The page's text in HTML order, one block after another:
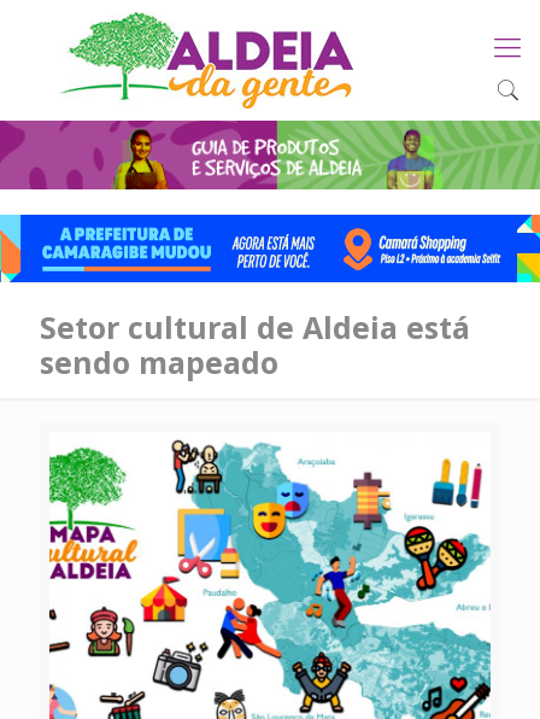
Setor cultural de Aldeia está
sendo mapeado